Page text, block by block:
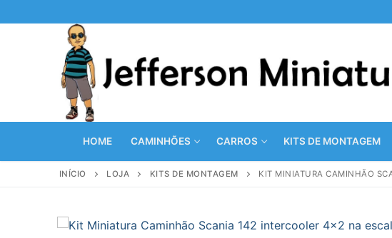
para
HOME CAMINHÕES CARROS KITS DE MONTAGEM
INÍCIO LOJA KITS DE MONTAGEM KIT MINIATURA CAMINHÃO